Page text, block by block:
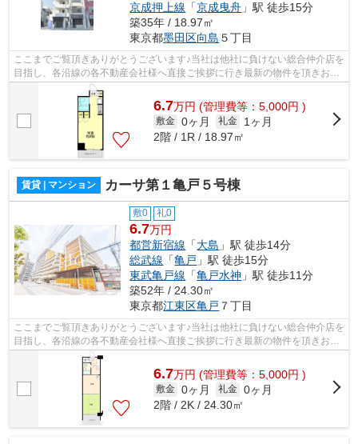
京成押上線 「京成曳舟 」駅 徒歩15分
築35年 / 18.97㎡
東京都墨田区向島 ５丁目
ここまでご覧頂きありがとうございます♪当社は他社に負けない総合仲介店を
目指し、各沿線の各不動産会社様へ直接ご挨拶に行き最新の物件を頂きお客
様へ提供しております！最新の情報は...
6.7万円 (管理費等：5,000円 )
敷金 0ヶ月 礼金
1ヶ月
2階 / 1R / 18.97㎡
賃貸 | マンション カーサ第１亀戸５号棟
敷0 礼0
6.7万円
都営新宿線 「大島 」駅 徒歩14分
総武線 「亀戸 」駅 徒歩15分
東武亀戸線 「亀戸水神 」駅 徒歩11分
築52年 / 24.30㎡
東京都江東区亀戸 ７丁目
ここまでご覧頂きありがとうございます♪当社は他社に負けない総合仲介店を
目指し、各沿線の各不動産会社様へ直接ご挨拶に行き最新の物件を頂きお客
様へ提供しております！最新の情報は...
6.7万円 (管理費等：5,000円 )
敷金 0ヶ月 礼金 0ヶ月
2階 / 2K / 24.30㎡